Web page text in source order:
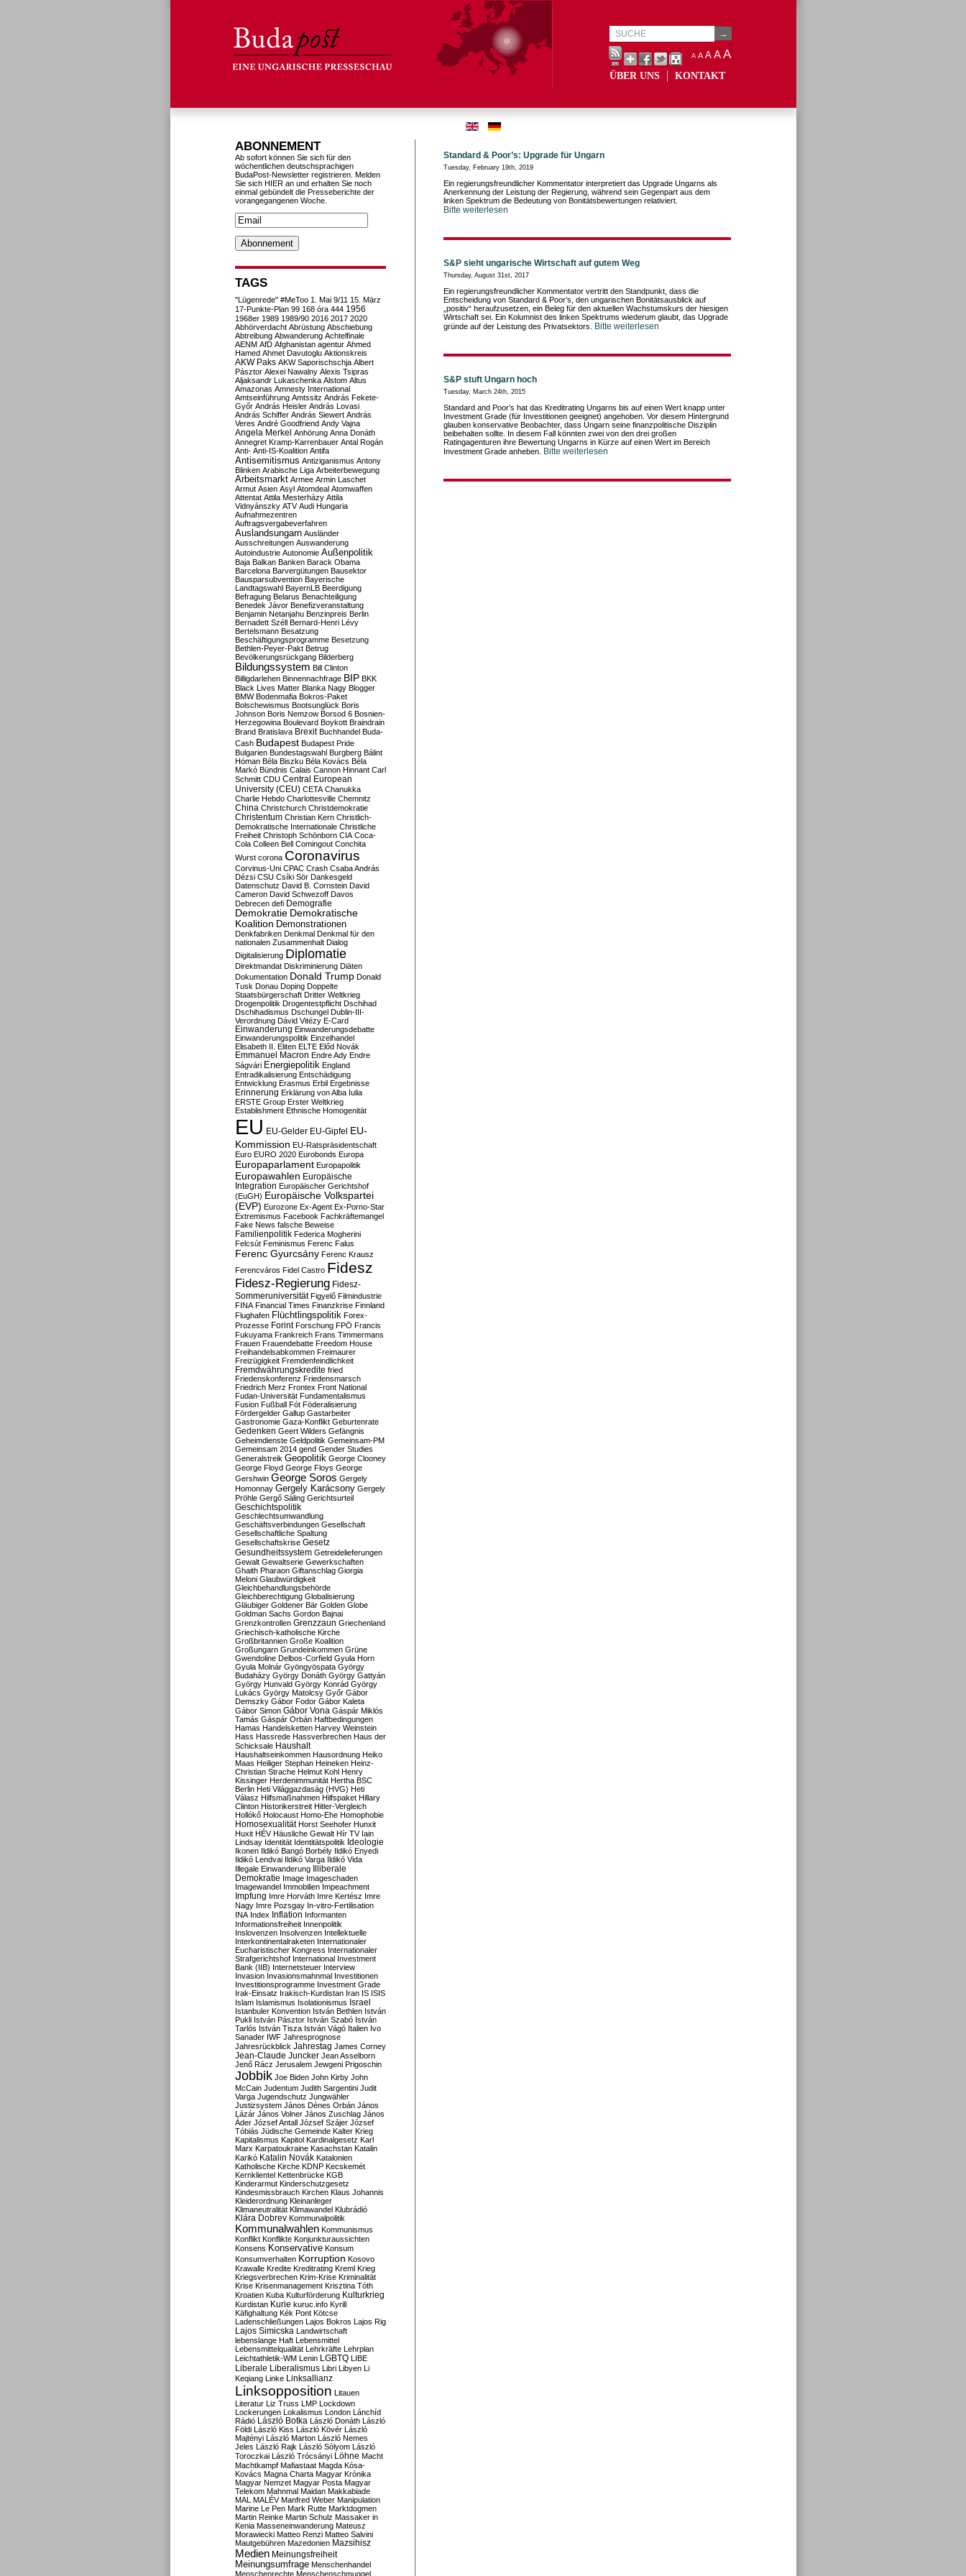
A A A AA
ÜBER UNS KONTAKT
Standard & Poor’s: Upgrade für Ungarn
Tuesday, February 19th, 2019
Ein regierungsfreundlicher Kommentator interpretiert das Upgrade Ungarns als
Anerkennung der Leistung der Regierung, während sein Gegenpart aus dem
linken Spektrum die Bedeutung von Bonitätsbewertungen relativiert.
Bitte weiterlesen
S&P sieht ungarische Wirtschaft auf gutem Weg
Thursday, August 31st, 2017
Ein regierungsfreundlicher Kommentator vertritt den Standpunkt, dass die
Entscheidung von Standard & Poor’s, den ungarischen Bonitätsausblick auf
„positiv“ heraufzusetzen, ein Beleg für den aktuellen Wachstumskurs der hiesigen
Wirtschaft sei. Ein Kolumnist des linken Spektrums wiederum glaubt, das Upgrade
gründe auf der Leistung des Privatsektors.
Bitte weiterlesen
S&P stuft Ungarn hoch
Tuesday, March 24th, 2015
Standard and Poor’s hat das Kreditrating Ungarns bis auf einen Wert knapp unter
Investment Grade (für Investitionen geeignet) angehoben. Vor diesem Hintergrund
glauben konservative Beobachter, dass Ungarn seine finanzpolitische Disziplin
beibehalten sollte. In diesem Fall könnten zwei von den drei großen
Ratingagenturen ihre Bewertung Ungarns in Kürze auf einen Wert im Bereich
Investment Grade anheben.
Bitte weiterlesen
ABONNEMENT
Ab sofort können Sie sich für den
wöchentlichen deutschsprachigen
BudaPost-Newsletter registrieren. Melden
Sie sich HIER an und erhalten Sie noch
einmal gebündelt die Presseberichte der
vorangegangenen Woche.
TAGS
"Lügenrede" #MeToo 1. Mai 9/11 15. März
17-Punkte-Plan 99 168 óra 444 1956
1968er 1989 1989/90 2016 2017 2020
Abhörverdacht Abrüstung Abschiebung
Abtreibung Abwanderung Achtelfinale
AENM AfD Afghanistan agentur Ahmed
Hamed Ahmet Davutoglu Aktionskreis
AKW Paks AKW Saporischschja Albert
Pásztor Alexei Nawalny Alexis Tsipras
Aljaksandr Lukaschenka Alstom Altus
Amazonas Amnesty International
Amtseinführung Amtssitz András Fekete-
Győr András Heisler András Lovasi
András Schiffer András Siewert András
Veres André Goodfriend Andy Vajna
Angela Merkel Anhörung Anna Donáth
Annegret Kramp-Karrenbauer Antal Rogán
Anti- Anti-IS-Koalition Antifa
Antisemitismus Antiziganismus Antony
Blinken Arabische Liga Arbeiterbewegung
Arbeitsmarkt Armee Armin Laschet
Armut Asien Asyl Atomdeal Atomwaffen
Attentat Attila Mesterházy Attila
Vidnyánszky ATV Audi Hungaria
Aufnahmezentren
Auftragsvergabeverfahren
Auslandsungarn Ausländer
Ausschreitungen Auswanderung
Autoindustrie Autonomie Außenpolitik
Baja Balkan Banken Barack Obama
Barcelona Barvergütungen Bausektor
Bausparsubvention Bayerische
Landtagswahl BayernLB Beerdigung
Befragung Belarus Benachteiligung
Benedek Jávor Benefizveranstaltung
Benjamin Netanjahu Benzinpreis Berlin
Bernadett Széll Bernard-Henri Lévy
Bertelsmann Besatzung
Beschäftigungsprogramme Besetzung
Bethlen-Peyer-Pakt Betrug
Bevölkerungsrückgang Bilderberg
Bildungssystem Bill Clinton
Billigdarlehen Binnennachfrage BIP BKK
Black Lives Matter Blanka Nagy Blogger
BMW Bodenmafia Bokros-Paket
Bolschewismus Bootsunglück Boris
Johnson Boris Nemzow Borsod 6 Bosnien-
Herzegowina Boulevard Boykott Braindrain
Brand Bratislava Brexit Buchhandel Buda-
Cash Budapest Budapest Pride
Bulgarien Bundestagswahl Burgberg Bálint
Hóman Béla Biszku Béla Kovács Béla
Markó Bündnis Calais Cannon Hinnant Carl
Schmitt CDU Central European
University (CEU) CETA Chanukka
Charlie Hebdo Charlottesville Chemnitz
China Christchurch Christdemokratie
Christentum Christian Kern Christlich-
Demokratische Internationale Christliche
Freiheit Christoph Schönborn CIA Coca-
Cola Colleen Bell Comingout Conchita
Wurst corona Coronavirus
Corvinus-Uni CPAC Crash Csaba András
Dézsi CSU Csíki Sör Dankesgeld
Datenschutz David B. Cornstein David
Cameron David Schwezoff Davos
Debrecen defi Demografie
Demokratie Demokratische
Koalition Demonstrationen
Denkfabriken Denkmal Denkmal für den
nationalen Zusammenhalt Dialog
Digitalisierung Diplomatie
Direktmandat Diskriminierung Diäten
Dokumentation Donald Trump Donald
Tusk Donau Doping Doppelte
Staatsbürgerschaft Dritter Weltkrieg
Drogenpolitik Drogentestpflicht Dschihad
Dschihadismus Dschungel Dublin-III-
Verordnung Dávid Vitézy E-Card
Einwanderung Einwanderungsdebatte
Einwanderungspolitik Einzelhandel
Elisabeth II. Eliten ELTE Előd Novák
Emmanuel Macron Endre Ady Endre
Ságvári Energiepolitik England
Entradikalisierung Entschädigung
Entwicklung Erasmus Erbil Ergebnisse
Erinnerung Erklärung von Alba Iulia
ERSTE Group Erster Weltkrieg
Establishment Ethnische Homogenität
EU EU-Gelder EU-Gipfel EU-
Kommission EU-Ratspräsidentschaft
Euro EURO 2020 Eurobonds Europa
Europaparlament Europapolitik
Europawahlen Europäische
Integration Europäischer Gerichtshof
(EuGH) Europäische Volkspartei
(EVP) Eurozone Ex-Agent Ex-Porno-Star
Extremismus Facebook Fachkräftemangel
Fake News falsche Beweise
Familienpolitik Federica Mogherini
Felcsút Feminismus Ferenc Falus
Ferenc Gyurcsány Ferenc Krausz
Ferencváros Fidel Castro Fidesz
Fidesz-Regierung Fidesz-
Sommeruniversität Figyelő Filmindustrie
FINA Financial Times Finanzkrise Finnland
Flughafen Flüchtlingspolitik Forex-
Prozesse Forint Forschung FPÖ Francis
Fukuyama Frankreich Frans Timmermans
Frauen Frauendebatte Freedom House
Freihandelsabkommen Freimaurer
Freizügigkeit Fremdenfeindlichkeit
Fremdwährungskredite fried
Friedenskonferenz Friedensmarsch
Friedrich Merz Frontex Front National
Fudan-Universität Fundamentalismus
Fusion Fußball Fót Föderalisierung
Fördergelder Gallup Gastarbeiter
Gastronomie Gaza-Konflikt Geburtenrate
Gedenken Geert Wilders Gefängnis
Geheimdienste Geldpolitik Gemeinsam-PM
Gemeinsam 2014 gend Gender Studies
Generalstreik Geopolitik George Clooney
George Floyd George Floys George
Gershwin George Soros Gergely
Homonnay Gergely Karácsony Gergely
Pröhle Gergő Sáling Gerichtsurteil
Geschichtspolitik
Geschlechtsumwandlung
Geschäftsverbindungen Gesellschaft
Gesellschaftliche Spaltung
Gesellschaftskrise Gesetz
Gesundheitssystem Getreidelieferungen
Gewalt Gewaltserie Gewerkschaften
Ghaith Pharaon Giftanschlag Giorgia
Meloni Glaubwürdigkeit
Gleichbehandlungsbehörde
Gleichberechtigung Globalisierung
Gläubiger Goldener Bär Golden Globe
Goldman Sachs Gordon Bajnai
Grenzkontrollen Grenzzaun Griechenland
Griechisch-katholische Kirche
Großbritannien Große Koalition
Großungarn Grundeinkommen Grüne
Gwendoline Delbos-Corfield Gyula Horn
Gyula Molnár Gyöngyöspata György
Budaházy György Donáth György Gattyán
György Hunvald György Konrád György
Lukács György Matolcsy Győr Gábor
Demszky Gábor Fodor Gábor Kaleta
Gábor Simon Gábor Vona Gáspár Miklós
Tamás Gáspár Orbán Haftbedingungen
Hamas Handelsketten Harvey Weinstein
Hass Hassrede Hassverbrechen Haus der
Schicksale Haushalt
Haushaltseinkommen Hausordnung Heiko
Maas Heiliger Stephan Heineken Heinz-
Christian Strache Helmut Kohl Henry
Kissinger Herdenimmunität Hertha BSC
Berlin Heti Világgazdaság (HVG) Heti
Válasz Hilfsmaßnahmen Hilfspaket Hillary
Clinton Historikerstreit Hitler-Vergleich
Hollókő Holocaust Homo-Ehe Homophobie
Homosexualität Horst Seehofer Hunxit
Huxit HÉV Häusliche Gewalt Hír TV Iain
Lindsay Identität Identitätspolitik Ideologie
Ikonen Ildikó Bangó Borbély Ildikó Enyedi
Ildikó Lendvai Ildikó Varga Ildikó Vida
Illegale Einwanderung Illiberale
Demokratie Image Imageschaden
Imagewandel Immobilien Impeachment
Impfung Imre Horváth Imre Kertész Imre
Nagy Imre Pozsgay In-vitro-Fertilisation
INA Index Inflation Informanten
Informationsfreiheit Innenpolitik
Inslovenzen Insolvenzen Intellektuelle
Interkontinentalraketen Internationaler
Eucharistischer Kongress Internationaler
Strafgerichtshof International Investment
Bank (IIB) Internetsteuer Interview
Invasion Invasionsmahnmal Investitionen
Investitionsprogramme Investment Grade
Irak-Einsatz Irakisch-Kurdistan Iran IS ISIS
Islam Islamismus Isolationismus Israel
Istanbuler Konvention István Bethlen István
Pukli István Pásztor István Szabó István
Tarlós István Tisza István Vágó Italien Ivo
Sanader IWF Jahresprognose
Jahresrückblick Jahrestag James Corney
Jean-Claude Juncker Jean Asselborn
Jenő Rácz Jerusalem Jewgeni Prigoschin
Jobbik Joe Biden John Kirby John
McCain Judentum Judith Sargentini Judit
Varga Jugendschutz Jungwähler
Justizsystem János Dénes Orbán János
Lázár János Volner János Zuschlag János
Áder József Antall József Szájer József
Tóbiás Jüdische Gemeinde Kalter Krieg
Kapitalismus Kapitol Kardinalgesetz Karl
Marx Karpatoukraine Kasachstan Katalin
Karikó Katalin Novák Katalonien
Katholische Kirche KDNP Kecskemét
Kernklientel Kettenbrücke KGB
Kinderarmut Kinderschutzgesetz
Kindesmissbrauch Kirchen Klaus Johannis
Kleiderordnung Kleinanleger
Klimaneutralität Klimawandel Klubrádió
Klára Dobrev Kommunalpolitik
Kommunalwahlen Kommunismus
Konflikt Konflikte Konjunkturaussichten
Konsens Konservative Konsum
Konsumverhalten Korruption Kosovo
Krawalle Kredite Kreditrating Kreml Krieg
Kriegsverbrechen Krim-Krise Kriminalität
Krise Krisenmanagement Krisztina Tóth
Kroatien Kuba Kulturförderung Kulturkrieg
Kurdistan Kurie kuruc.info Kyrill
Käfighaltung Kék Pont Kötcse
Ladenschließungen Lajos Bokros Lajos Rig
Lajos Simicska Landwirtschaft
lebenslange Haft Lebensmittel
Lebensmittelqualität Lehrkräfte Lehrplan
Leichtathletik-WM Lenin LGBTQ LIBE
Liberale Liberalismus Libri Libyen Li
Keqiang Linke Linksallianz
Linksopposition Litauen
Literatur Liz Truss LMP Lockdown
Lockerungen Lokalismus London Lánchíd
Rádió
László Botka László Donáth László
Földi László Kiss László Kövér László
Majtényi László Marton László Nemes
Jeles László Rajk László Sólyom László
Toroczkai László Trócsányi Löhne Macht
Machtkampf Mafiastaat Magda Kósa-
Kovács Magna Charta Magyar Krónika
Magyar Nemzet Magyar Posta Magyar
Telekom Mahnmal Maidan Makkabiade
MAL MALÉV Manfred Weber Manipulation
Marine Le Pen Mark Rutte Marktdogmen
Martin Reinke Martin Schulz Massaker in
Kenia Masseneinwanderung Mateusz
Morawiecki Matteo Renzi Matteo Salvini
Mautgebühren Mazedonien Mazsihisz
Medien Meinungsfreiheit
Meinungsumfrage Menschenhandel
Menschenrechte Menschenschmuggel